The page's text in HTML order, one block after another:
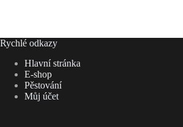
Rychlé odkazy
Hlavní stránka
E-shop
Pěstování
Můj účet